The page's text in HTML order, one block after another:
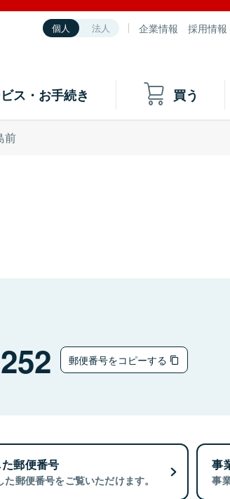
個人 法人 企業情報 採用情報
ス・お手続き 買う
前
郵便番号をコピーする
郵便番号
郵便番号をご覧いただけます。
事
事